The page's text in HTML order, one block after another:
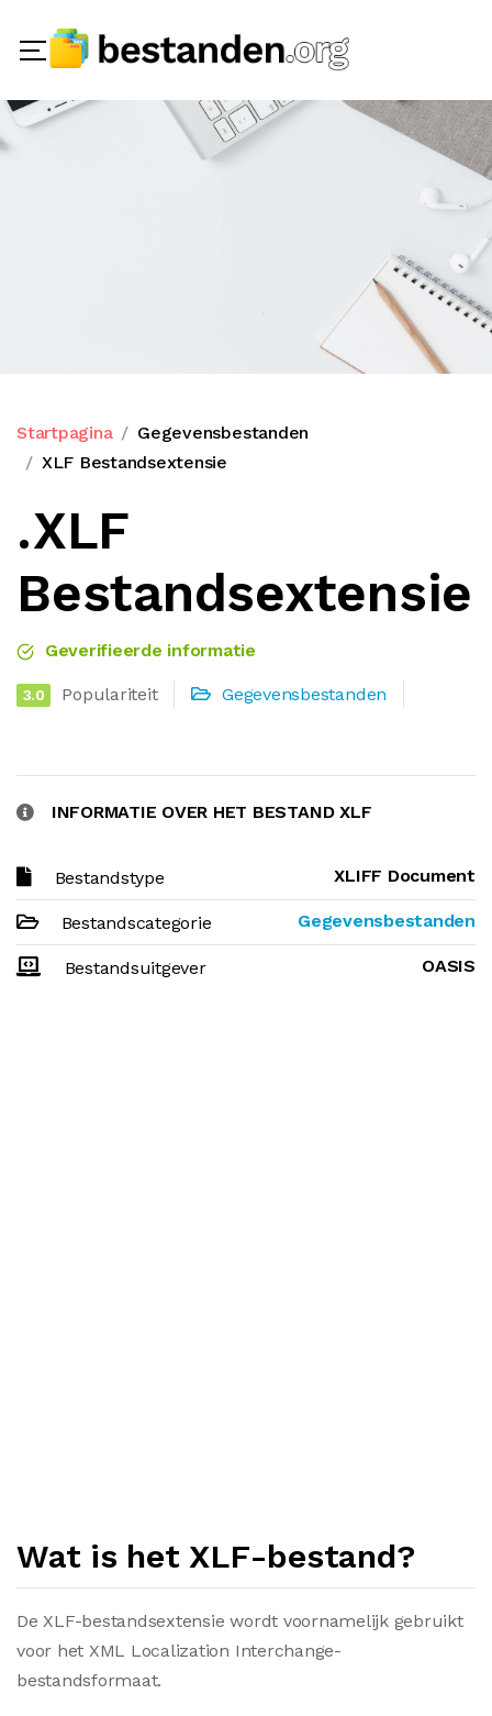
Startpagina
Gegevensbestanden
XLF Bestandsextensie
.XLF
Bestandsextensie
Geverifieerde informatie
3.0 Populariteit Gegevensbestanden
INFORMATIE OVER HET BESTAND XLF
Bestandstype XLIFF Document
Bestandscategorie Gegevensbestanden
Bestandsuitgever OASIS
Wat is het XLF-bestand?
De XLF-bestandsextensie wordt voornamelijk gebruikt
voor het XML Localization Interchange-
bestandsformaat.